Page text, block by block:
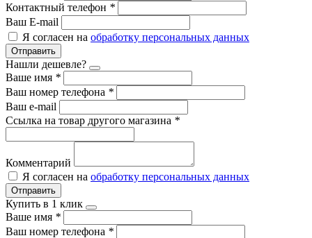
Контактный телефон *
Ваш E-mail
Я согласен на обработку персональных данных
Отправить
Нашли дешевле?
Ваше имя *
Ваш номер телефона *
Ваш e-mail
Ссылка на товар другого магазина *
Комментарий
Я согласен на обработку персональных данных
Отправить
Купить в 1 клик
Ваше имя *
Ваш номер телефона *